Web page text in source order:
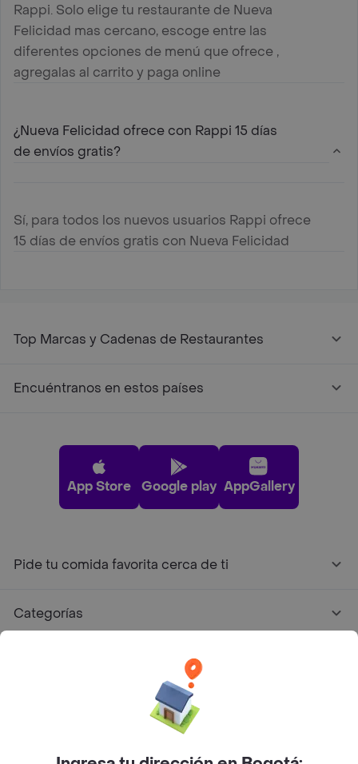
Rappi. Solo elige tu restaurante de Nueva
Felicidad mas cercano, escoge entre las
diferentes opciones de menú que ofrece ,
agregalas al carrito y paga online
¿Nueva Felicidad ofrece con Rappi 15 días
de envíos gratis?
Sí, para todos los nuevos usuarios Rappi ofrece
15 días de envíos gratis con Nueva Felicidad
Top Marcas y Cadenas de Restaurantes
Encuéntranos en estos países
App Store Google play AppGallery
Pide tu comida favorita cerca de ti
Categorías
Facebook
Twitter
Instagram